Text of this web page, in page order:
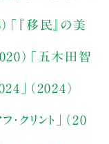
「『移民』の美
）「五木田智
」（2024）
・クリント」（20